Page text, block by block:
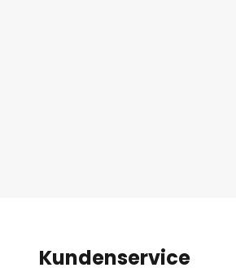
Kundenservice